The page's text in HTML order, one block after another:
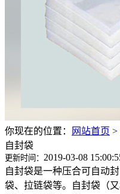
你现在的位置： 网站首页 >
自封袋
更新时间： 2019-03-08
自封袋是一种压合可自动
袋、拉链袋等。自封袋（